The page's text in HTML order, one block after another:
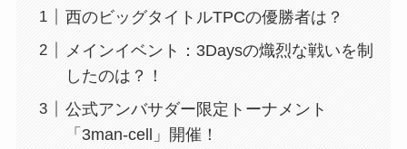
西のビッグタイトルTPCの優勝者は？
メインイベント：3Daysの熾烈な戦いを制
したのは？！
公式アンバサダー限定トーナメント
「3man-cell」開催！